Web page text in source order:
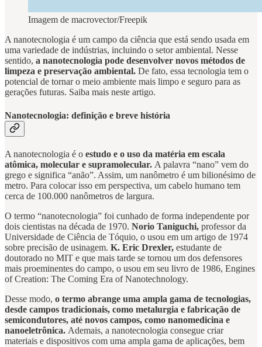
Imagem de macrovector/Freepik
A nanotecnologia é um campo da ciência que está sendo usada em
uma variedade de indústrias, incluindo o setor ambiental. Nesse
sentido, a nanotecnologia pode desenvolver novos métodos de
limpeza e preservação ambiental. De fato, essa tecnologia tem o
potencial de tornar o meio ambiente mais limpo e seguro para as
gerações futuras. Saiba mais neste artigo.
Nanotecnologia: definição e breve história
A nanotecnologia é o estudo e o uso da matéria em escala
atômica, molecular e supramolecular. A palavra “nano” vem do
grego e significa “anão”. Assim, um nanômetro é um bilionésimo de
metro. Para colocar isso em perspectiva, um cabelo humano tem
cerca de 100.000 nanômetros de largura.
O termo “nanotecnologia” foi cunhado de forma independente por
dois cientistas na década de 1970. Norio Taniguchi, professor da
Universidade de Ciência de Tóquio, o usou em um artigo de 1974
sobre precisão de usinagem. K. Eric Drexler, estudante de
doutorado no MIT e que mais tarde se tornou um dos defensores
mais proeminentes do campo, o usou em seu livro de 1986, Engines
of Creation: The Coming Era of Nanotechnology.
Desse modo, o termo abrange uma ampla gama de tecnologias,
desde campos tradicionais, como metalurgia e fabricação de
semicondutores, até novos campos, como nanomedicina e
nanoeletrônica. Ademais, a nanotecnologia consegue criar
materiais e dispositivos com uma ampla gama de aplicações, bem